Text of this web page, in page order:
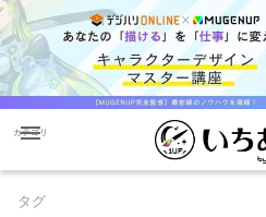
menu
カテゴリ
タグ